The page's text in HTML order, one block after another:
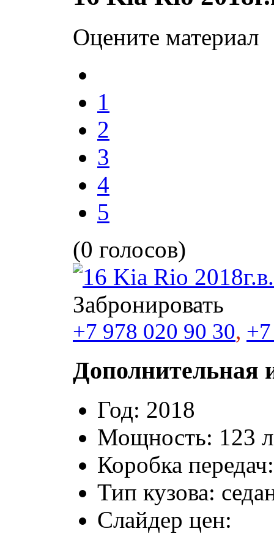
Оцените материал
1
2
3
4
5
(0 голосов)
Забронировать
+7 978 020 90 30,
Дополнительная
Год: 2018
Мощность: 123
Коробка передач:
Тип кузова:
Слайдер цен: